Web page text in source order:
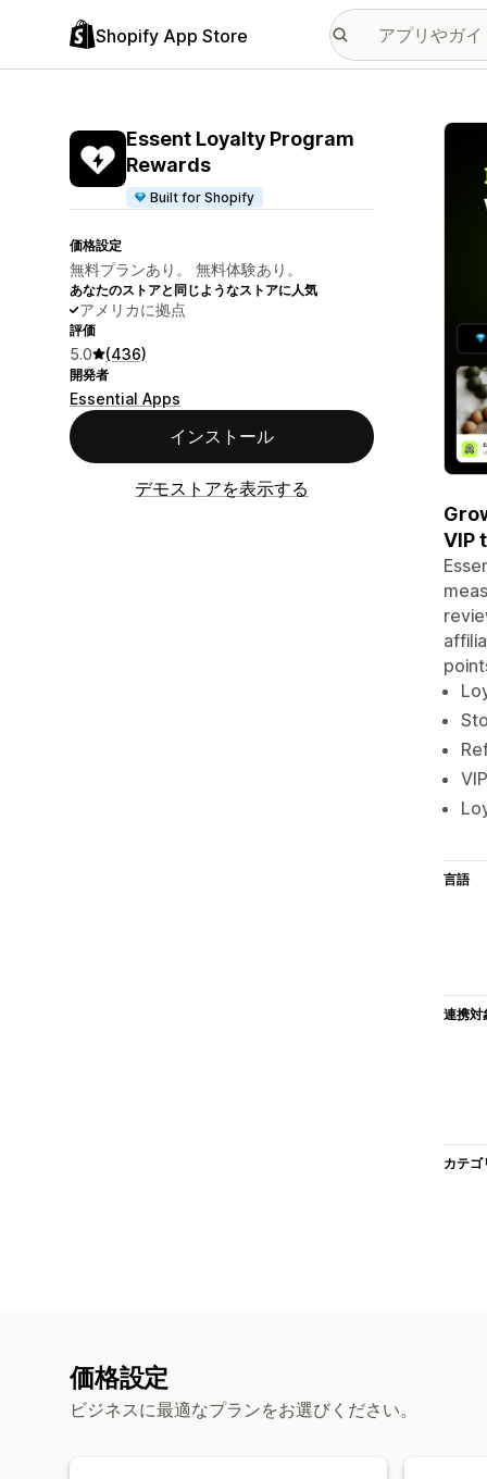
Shopify App Store
Essent Loyalty Program
Rewards
Built for Shopify
価格設定
無料プランあり。 無料体験あり。
あなたのストアと同じようなストアに人気
アメリカに拠点
評価
5.0 (436)
開発者
Essential Apps
インストール
デモストアを表示する
特集
VIP
言語
連携対
カテゴ
価格設定
ビジネスに最適なプランをお選びください。